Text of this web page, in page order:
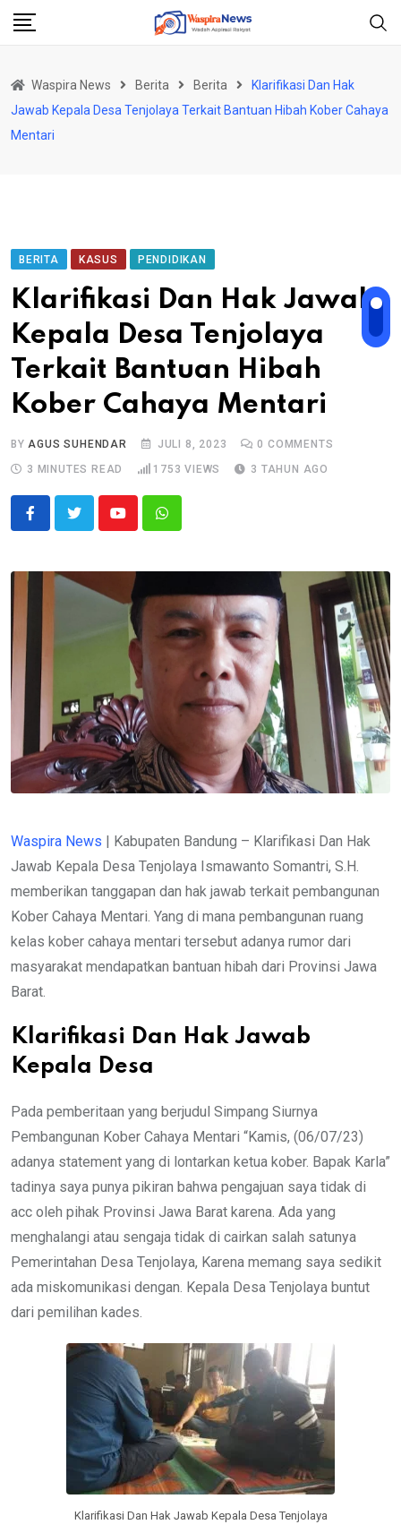
Skip
Waspira News Berita Berita
Klarifikasi Dan Hak
Jawab Kepala Desa Tenjolaya Terkait Bantuan Hibah Kober Cahaya
Mentari
BERITA KASUS PENDIDIKAN
Klarifikasi Dan Hak Jawab
Kepala Desa Tenjolaya
Terkait Bantuan Hibah
Kober Cahaya Mentari
BYAGUS SUHENDAR JULI 8, 2023 0 COMMENTS
3 MINUTES READ
1753 VIEWS 3 TAHUN AGO
YoutubeWhatsapp
Waspira News | Kabupaten Bandung – Klarifikasi Dan Hak
Jawab Kepala Desa Tenjolaya Ismawanto Somantri, S.H.
memberikan tanggapan dan hak jawab terkait pembangunan
Kober Cahaya Mentari. Yang di mana pembangunan ruang
kelas kober cahaya mentari tersebut adanya rumor dari
masyarakat mendapatkan bantuan hibah dari Provinsi Jawa
Barat.
Klarifikasi Dan Hak Jawab
Kepala Desa
Pada pemberitaan yang berjudul Simpang Siurnya
Pembangunan Kober Cahaya Mentari “Kamis, (06/07/23)
adanya statement yang di lontarkan ketua kober. Bapak Karla”
tadinya saya punya pikiran bahwa pengajuan saya tidak di
acc oleh pihak Provinsi Jawa Barat karena. Ada yang
menghalangi atau sengaja tidak di cairkan salah satunya
Pemerintahan Desa Tenjolaya, Karena memang saya sedikit
ada miskomunikasi dengan. Kepala Desa Tenjolaya buntut
dari pemilihan kades.
Klarifikasi Dan Hak Jawab Kepala Desa Tenjolaya